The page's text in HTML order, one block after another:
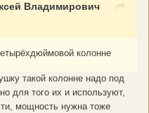
Владимирович
колонне
такой колонне надо под
для того их и используют,
мощность нужна тоже